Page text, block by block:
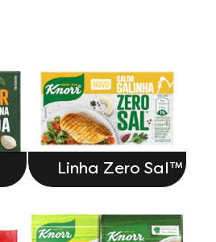
Linha Zero Sal™